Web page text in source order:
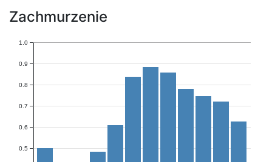
Zachmurzenie
0.5
0.6
0.7
0.8
0.9
1.0